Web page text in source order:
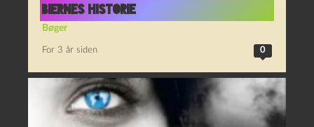
Biernes historie
Bøger
For 3 år siden 0